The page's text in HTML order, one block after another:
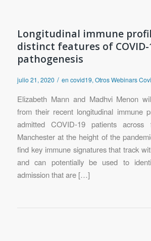
Longitudinal immune
distinct features of COVID-
pathogenesis
julio 21, 2020 / en covid19, Otros Webinars
Elizabeth Mann and Madhvi Menon
from their recent longitudinal immune
admitted COVID-19 patients
Manchester at the height of the
find key immune signatures that track
and can potentially be used to
admission that are […]